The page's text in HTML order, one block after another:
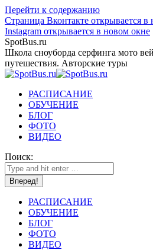
Перейти к содержанию
Страница Вконтакте открывается в
Instagram открывается в новом окне
SpotBus.ru
Школа сноуборда серфинга мото
путешествия. Авторские туры
РАСПИСАНИЕ
ОБУЧЕНИЕ
БЛОГ
ФОТО
ВИДЕО
Поиск:
РАСПИСАНИЕ
ОБУЧЕНИЕ
БЛОГ
ФОТО
ВИДЕО